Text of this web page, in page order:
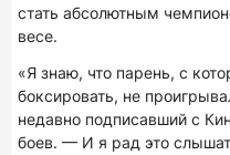
стать абсолютным
весе.
«Я знаю, что парень, с
боксировать, не
недавно подписавший с
боев. — И я рад это